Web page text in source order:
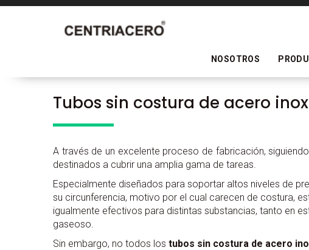
NOSOTROS
Tubos sin costura de acero
A través de un excelente proceso de fabricación,
destinados a cubrir una amplia gama de tareas.
Especialmente diseñados para soportar altos niveles de
su circunferencia, motivo por el cual carecen de costura,
igualmente efectivos para distintas substancias, tanto en
gaseoso.
Sin embargo, no todos los tubos sin costura de acero